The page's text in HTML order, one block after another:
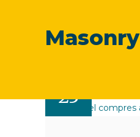
Masonry
23